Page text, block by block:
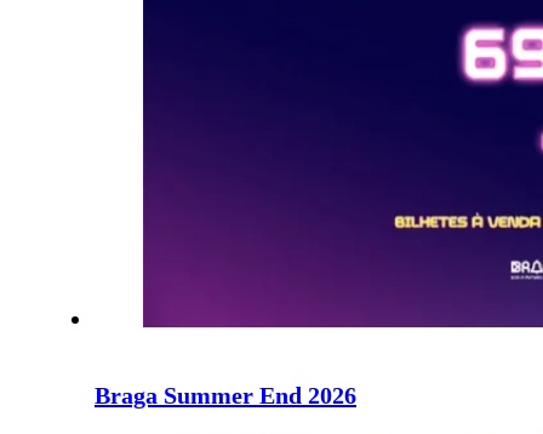
Braga Summer End 2026